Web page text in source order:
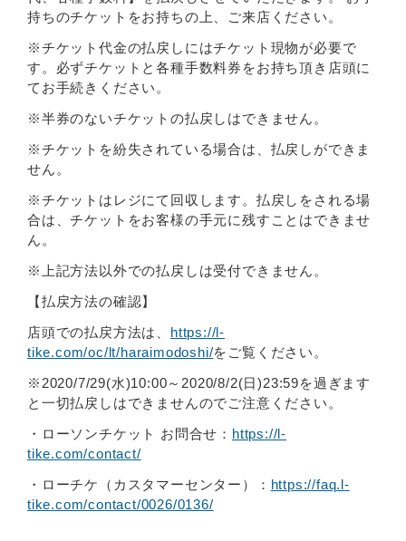
持ちのチケットをお持ちの上、ご来店ください。
※チケット代金の払戻しにはチケット現物が必要で
す。必ずチケットと各種手数料券をお持ち頂き店頭に
てお手続きください。
※半券のないチケットの払戻しはできません。
※チケットを紛失されている場合は、払戻しができま
せん。
※チケットはレジにて回収します。払戻しをされる場
合は、チケットをお客様の手元に残すことはできませ
ん。
※上記方法以外での払戻しは受付できません。
【払戻方法の確認】
店頭での払戻方法は、 https://l-
tike.com/oc/lt/haraimodoshi/をご覧ください。
※2020/7/29(水)10:00～2020/8/2(日)23:59を過ぎます
と一切払戻しはできませんのでご注意ください。
・ローソンチケット お問合せ： https://l-
tike.com/contact/
・ローチケ（カスタマーセンター）： https://faq.l-
tike.com/contact/0026/0136/